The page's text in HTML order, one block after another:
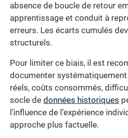
absence de boucle de retour
apprentissage et conduit à
erreurs. Les écarts cumulés
structurels.
Pour limiter ce biais, il est
documenter
réels, coûts consommés,
socle de données historiques
l’influence de l’expérience
approche plus factuelle.